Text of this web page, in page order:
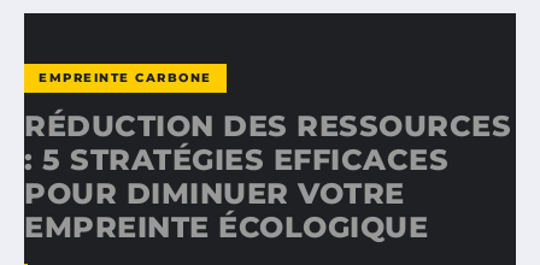
EMPREINTE CARBONE
RÉDUCTION DES RESSOURCES
: 5 STRATÉGIES EFFICACES
POUR DIMINUER VOTRE
EMPREINTE ÉCOLOGIQUE